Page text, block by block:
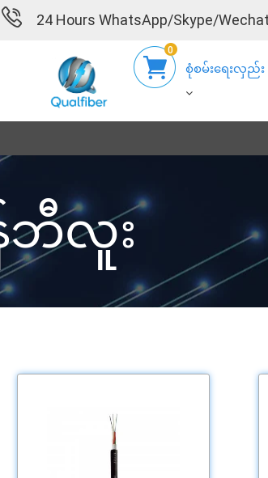
24 Hours WhatsApp/Skype/
စုံစမ်းရေးလှည်း
0
ဘီလူး